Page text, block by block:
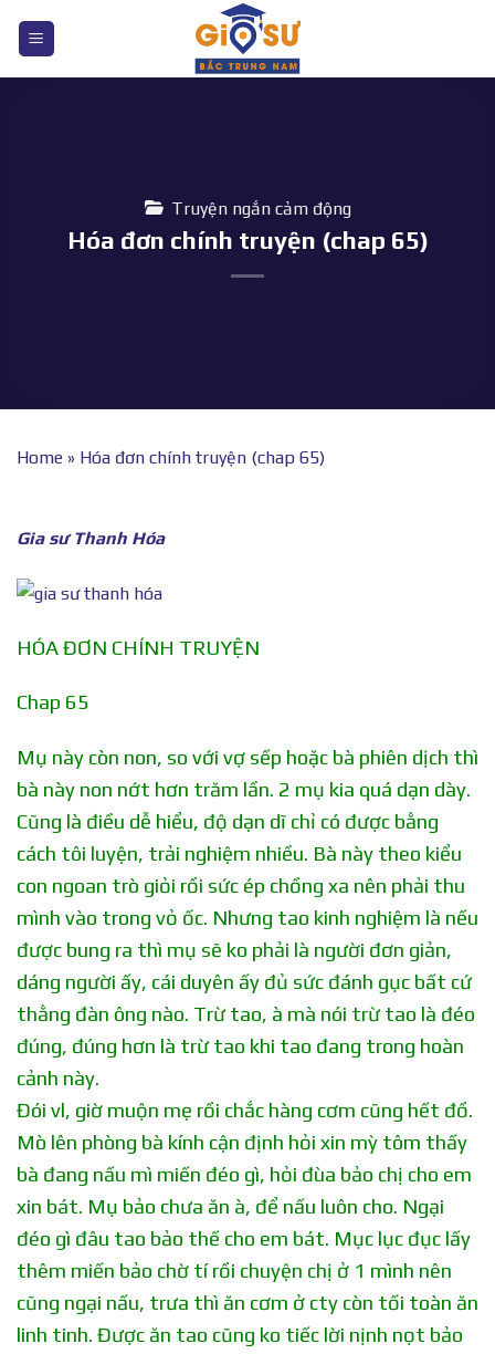
nội
Truyện ngắn cảm động
Hóa đơn chính truyện (chap 65)
Home » Hóa đơn chính truyện (chap 65)
Gia sư Thanh Hóa
HÓA ĐƠN CHÍNH TRUYỆN
Chap 65
Mụ này còn non, so với vợ sếp hoặc bà phiên dịch thì
bà này non nớt hơn trăm lần. 2 mụ kia quá dạn dày.
Cũng là điều dễ hiểu, độ dạn dĩ chỉ có được bằng
cách tôi luyện, trải nghiệm nhiều. Bà này theo kiểu
con ngoan trò giỏi rồi sức ép chồng xa nên phải thu
mình vào trong vỏ ốc. Nhưng tao kinh nghiệm là nếu
được bung ra thì mụ sẽ ko phải là người đơn giản,
dáng người ấy, cái duyên ấy đủ sức đánh gục bất cứ
thằng đàn ông nào. Trừ tao, à mà nói trừ tao là đéo
đúng, đúng hơn là trừ tao khi tao đang trong hoàn
cảnh này.
Đói vl, giờ muộn mẹ rồi chắc hàng cơm cũng hết đồ.
Mò lên phòng bà kính cận định hỏi xin mỳ tôm thấy
bà đang nấu mì miến đéo gì, hỏi đùa bảo chị cho em
xin bát. Mụ bảo chưa ăn à, để nấu luôn cho. Ngại
đéo gì đâu tao bảo thế cho em bát. Mục lục đục lấy
thêm miến bảo chờ tí rồi chuyện chị ở 1 mình nên
cũng ngại nấu, trưa thì ăn cơm ở cty còn tối toàn ăn
linh tinh. Được ăn tao cũng ko tiếc lời nịnh nọt bảo